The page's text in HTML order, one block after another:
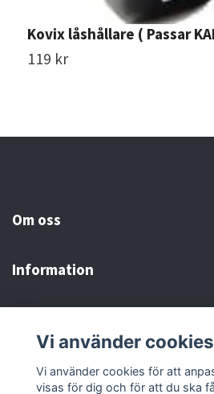
Kovix låshållare ( Passar
119 kr
Om oss
Information
Sociala medier
Vi använder cookies
Vi använder cookies för att
visas för dig och för att du ska